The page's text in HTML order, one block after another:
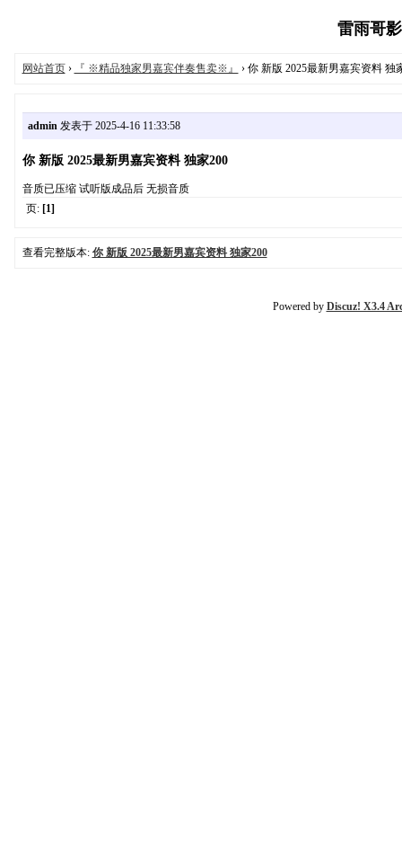
雷雨哥
网站首页› 『 ※精品独家男嘉宾伴奏售卖※』 › 你 新版 2025最新男嘉宾资料 独
admin发表于 2025-4-16 11:33:58
你 新版 2025最新男嘉宾资料 独家200
音质已压缩 试听版成品后 无损音质
页: [1]
查看完整版本: 你 新版 2025最新男嘉宾资料 独家200
Powered by Discuz! X3.4